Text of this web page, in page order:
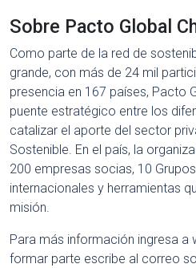
Sobre Pacto Global
Como parte de la red de
grande, con más de 24 mil
presencia en 167 países, Pacto
puente estratégico entre los
catalizar el aporte del sector
Sostenible. En el país, la
200 empresas socias, 10
internacionales y herramientas
misión.
Para más información ingresa
formar parte escribe al correo